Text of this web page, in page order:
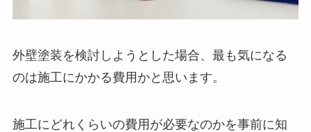
外壁塗装を検討しようとした場合、最も気になる
のは施工にかかる費用かと思います。
施工にどれくらいの費用が必要なのかを事前に知